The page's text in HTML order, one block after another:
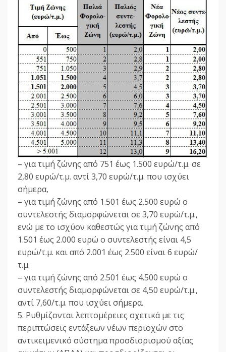
– για τιμή ζώνης από 751 έως 1.500 ευρώ/τ.μ. σε
2,80 ευρώ/τ.μ. αντί 3,70 ευρώ/τ.μ. που ισχύει
σήμερα,
– για τιμή ζώνης από 1.501 έως 2.500 ευρώ ο
συντελεστής διαμορφώνεται σε 3,70 ευρώ/τ.μ.,
ενώ με το ισχύον καθεστώς για τιμή ζώνης από
1.501 έως 2.000 ευρώ ο συντελεστής είναι 4,5
ευρώ/τ.μ. και από 2.001 έως 2.500 είναι 6 ευρώ/
τ.μ.
– για τιμή ζώνης από 2.501 έως 4.500 ευρώ ο
συντελεστής διαμορφώνεται σε 4,50 ευρώ/τ.μ.,
αντί 7,60/τ.μ. που ισχύει σήμερα.
5. Ρυθμίζονται λεπτομέρειες σχετικά με τις
περιπτώσεις εντάξεων νέων περιοχών στο
αντικειμενικό σύστημα προσδιορισμού αξίας